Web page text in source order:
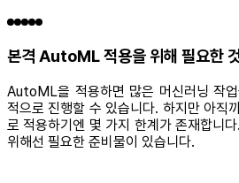
본격 AutoML 적용을 위해 필요한
AutoML을 적용하면 많은 머신러닝 작
적으로 진행할 수 있습니다. 하지만 아
로 적용하기엔 몇 가지 한계가 존재합니
위해선 필요한 준비물이 있습니다.